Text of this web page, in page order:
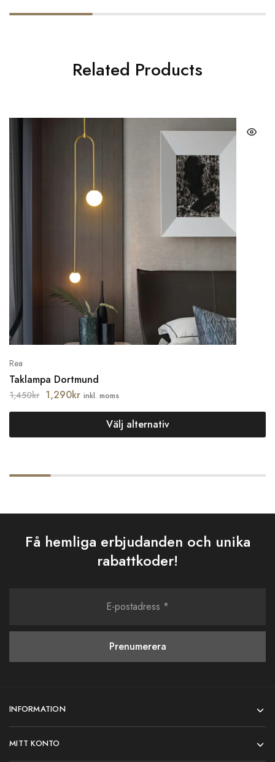
Related Products
Rea
Taklampa Dortmund
1,450kr 1,290kr inkl. moms
Välj alternativ
Få hemliga erbjudanden och unika
rabattkoder!
INFORMATION
MITT KONTO